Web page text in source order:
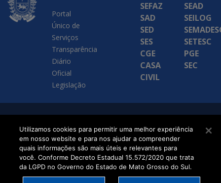
Portal
Único de
Serviços
Transparência
Diário
Oficial
Legislação
SEFAZ
SAD
SED
SES
CGE
CASA
CIVIL
SEAD
SEILOG
SETESC
PGE
SEC
Executiva de
Transformação Digital
Utilizamos cookies para permitir uma melhor experiência
em nosso website e para nos ajudar a compreender
quais informações são mais úteis e relevantes para
você. Conforme Decreto Estadual 15.572/2020 que trata
da LGPD no Governo do Estado de Mato Grosso do Sul.